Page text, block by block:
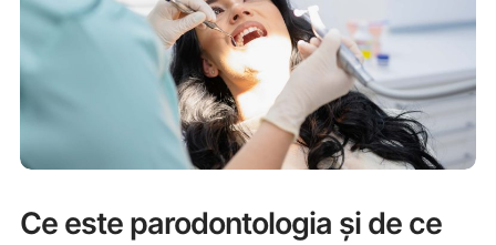
Ce este parodontologia și de ce